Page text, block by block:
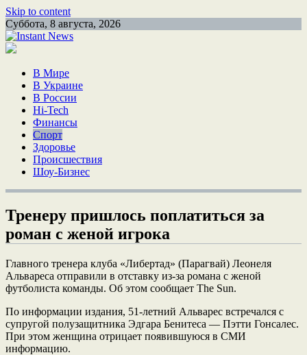
Skip to content
Суббота, 8 августа, 2026
В Мире
В Украине
В России
Hi-Tech
Финансы
Спорт
Здоровье
Происшествия
Шоу-Бизнес
Тренеру пришлось поплатиться за
роман с женой игрока
Главного тренера клуба «Либертад» (Парагвай) Леонеля
Альвареса отправили в отставку из-за романа с женой
футболиста команды. Об этом сообщает The Sun.
По информации издания, 51-летний Альварес встречался с
супругой полузащитника Эдгара Бенитеса — Пэтти Гонсалес.
При этом женщина отрицает появившуюся в СМИ
информацию.